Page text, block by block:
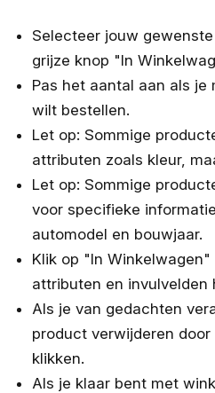
Selecteer jouw
grijze knop "In
Pas het aantal aan als je
wilt bestellen.
Let op: Sommige
attributen zoals kleur,
Let op: Sommige
voor specifieke
automodel en bouwjaar.
Klik op "In
attributen en invulvelden
Als je van gedachten
product verwijderen
klikken.
Als je klaar bent met